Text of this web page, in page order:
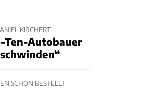
KIRCHERT
Ten-Autobauer
SCHON BESTELLT